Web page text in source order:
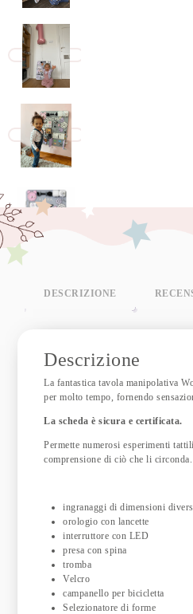
DESCRIZIONE
Descrizione
La fantastica tavola manipolativa
per molto tempo, fornendo
La scheda è sicura e certificata.
Permette numerosi esperimenti
comprensione di ciò che li circonda.
ingranaggi di dimensioni
orologio con lancette
interruttore con LED
presa con spina
tromba
Velcro
campanello per bicicletta
Selezionatore di forme